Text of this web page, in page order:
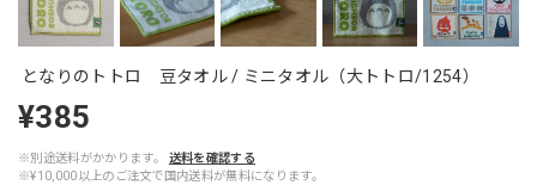
となりのトトロ 豆タオル / ミニタオル（大トトロ/1254）
¥385
※別途送料がかかります。
送料を確認する
※¥10,000以上のご注文で国内送料が無料になります。